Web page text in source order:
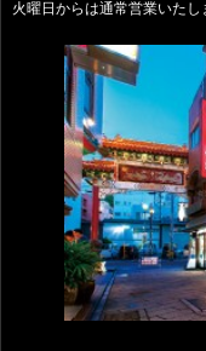
火曜日からは通常営業いたし